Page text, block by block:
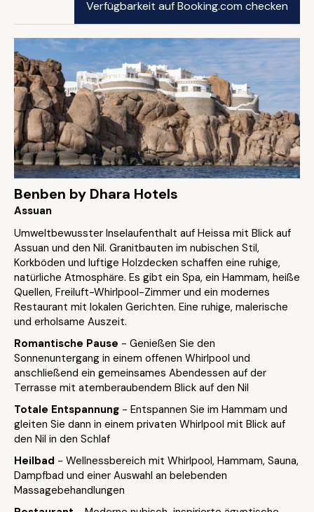
Verfügbarkeit auf Booking.com checken
Benben by Dhara Hotels
Assuan
Umweltbewusster Inselaufenthalt auf Heissa mit Blick auf
Assuan und den Nil. Granitbauten im nubischen Stil,
Korkböden und luftige Holzdecken schaffen eine ruhige,
natürliche Atmosphäre. Es gibt ein Spa, ein Hammam, heiße
Quellen, Freiluft-Whirlpool-Zimmer und ein modernes
Restaurant mit lokalen Gerichten. Eine ruhige, malerische
und erholsame Auszeit.
Romantische Pause - Genießen Sie den
Sonnenuntergang in einem offenen Whirlpool und
anschließend ein gemeinsames Abendessen auf der
Terrasse mit atemberaubendem Blick auf den Nil
Totale Entspannung - Entspannen Sie im Hammam und
gleiten Sie dann in einem privaten Whirlpool mit Blick auf
den Nil in den Schlaf
Heilbad - Wellnessbereich mit Whirlpool, Hammam, Sauna,
Dampfbad und einer Auswahl an belebenden
Massagebehandlungen